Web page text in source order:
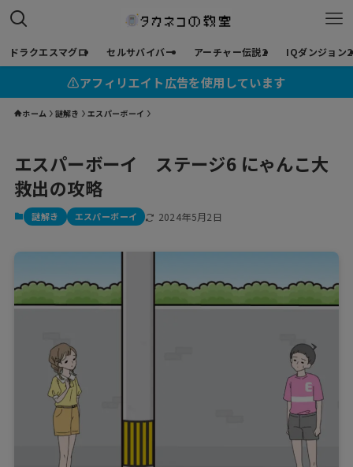
ドラクエスマグロ セルサバイバー アーチャー伝説2 IQダンジョン2
⚠︎アフィリエイト広告を使用しています
ホーム 謎解き エスパーボーイ
エスパーボーイ ステージ6 にゃんこ大
救出の攻略
謎解き エスパーボーイ 2024年5月2日